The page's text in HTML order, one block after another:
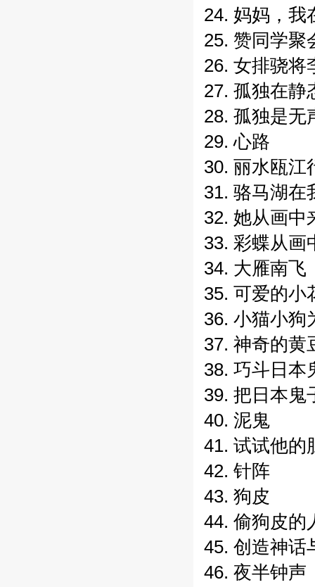
24. 妈妈，我
25. 赞同学聚
26. 女排骁将
27. 孤独在静
28. 孤独是无
29. 心路
30. 丽水瓯江
31. 骆马湖在
32. 她从画中
33. 彩蝶从画
34. 大雁南飞
35. 可爱的小
36. 小猫小狗
37. 神奇的黄
38. 巧斗日本
39. 把日本鬼
40. 泥鬼
41. 试试他的
42. 针阵
43. 狗皮
44. 偷狗皮的
45. 创造神话
46. 夜半钟声